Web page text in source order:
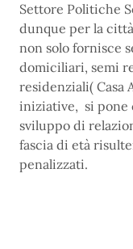
Settore Politiche
dunque per la
non solo fornisce
domiciliari, semi
residenziali( Casa
iniziative, si pone
sviluppo di
fascia di età
penalizzati.